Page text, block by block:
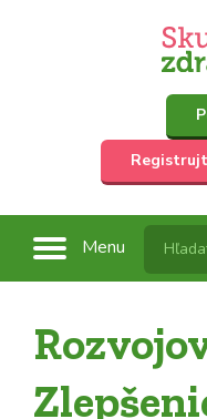
Menu